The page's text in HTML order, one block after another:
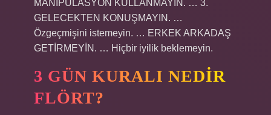
MANİPÜLASYON KULLANMAYIN. … 3.
GELECEKTEN KONUŞMAYIN. …
Özgeçmişini istemeyin. … ERKEK ARKADAŞ
GETİRMEYİN. … Hiçbir iyilik beklemeyin.
3 GÜN KURALI NEDIR
FLÖRT?